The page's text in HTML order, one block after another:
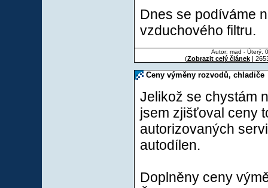
Dnes se podíváme
vzduchového filtru.
Autor: mad - Úterý,
(Zobrazit celý článek|
Ceny výměny rozvodů, chladiče
Jelikož se chystám
jsem zjišťoval ceny
autorizovaných
autodílen.
Doplněny ceny